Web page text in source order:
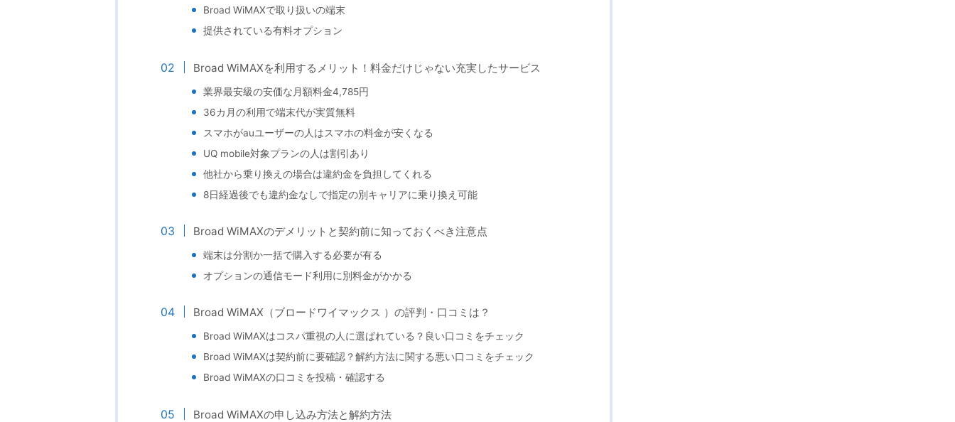
Broad WiMAXで取り扱いの端末
提供されている有料オプション
Broad WiMAXを利用するメリット！料金だけじゃない充実したサービス
業界最安級の安価な月額料金4,785円
36カ月の利用で端末代が実質無料
スマホがauユーザーの人はスマホの料金が安くなる
UQ mobile対象プランの人は割引あり
他社から乗り換えの場合は違約金を負担してくれる
8日経過後でも違約金なしで指定の別キャリアに乗り換え可能
Broad WiMAXのデメリットと契約前に知っておくべき注意点
端末は分割か一括で購入する必要が有る
オプションの通信モード利用に別料金がかかる
Broad WiMAX（ブロードワイマックス ）の評判・口コミは？
Broad WiMAXはコスパ重視の人に選ばれている？良い口コミをチェック
Broad WiMAXは契約前に要確認？解約方法に関する悪い口コミをチェック
Broad WiMAXの口コミを投稿・確認する
Broad WiMAXの申し込み方法と解約方法